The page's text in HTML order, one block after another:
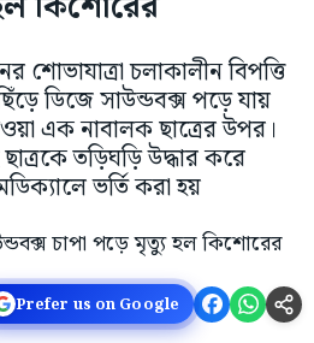
শোভাযাত্রা চলাকালীন বিপত্তি
ডিজে সাউন্ডবক্স পড়ে যায়
এক নাবালক ছাত্রের উপর।
তড়িঘড়ি উদ্ধার করে
ভর্তি করা হয়
Prefer us on Google